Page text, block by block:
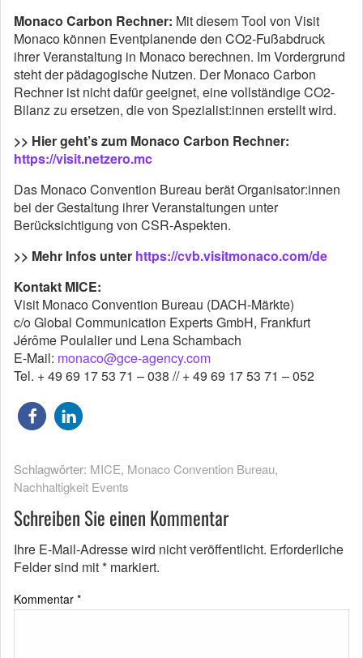
Monaco Carbon Rechner: Mit diesem Tool von Visit
Monaco können Eventplanende den CO2-Fußabdruck
ihrer Veranstaltung in Monaco berechnen. Im Vordergrund
steht der pädagogische Nutzen. Der Monaco Carbon
Rechner ist nicht dafür geeignet, eine vollständige CO2-
Bilanz zu ersetzen, die von Spezialist:innen erstellt wird.
>> Hier geht’s zum Monaco Carbon Rechner:
https://visit.netzero.mc
Das Monaco Convention Bureau berät Organisator:innen
bei der Gestaltung ihrer Veranstaltungen unter
Berücksichtigung von CSR-Aspekten.
>> Mehr Infos unter https://cvb.visitmonaco.com/de
Kontakt MICE:
Visit Monaco Convention Bureau (DACH-Märkte)
c/o Global Communication Experts GmbH, Frankfurt
Jérôme Poulalier und Lena Schambach
E-Mail: monaco@gce-agency.com
Tel. + 49 69 17 53 71 – 038 // + 49 69 17 53 71 – 052
Schlagwörter: MICE, Monaco Convention Bureau,
Nachhaltigkeit Events
Schreiben Sie einen Kommentar
Ihre E-Mail-Adresse wird nicht veröffentlicht. Erforderliche
Felder sind mit* markiert.
Kommentar *